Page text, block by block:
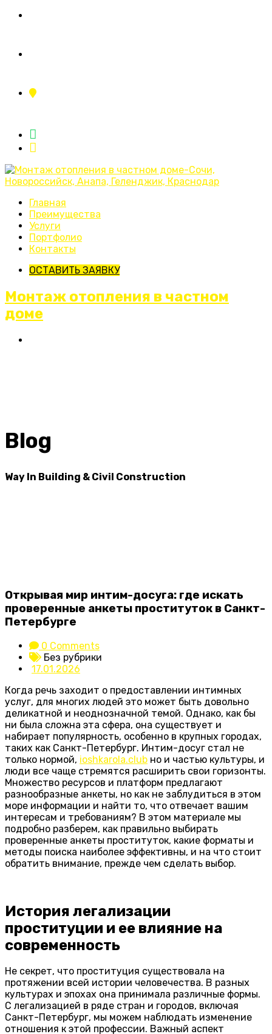
Главная
Преимущества
Услуги
Портфолио
Контакты
ОСТАВИТЬ ЗАЯВКУ
Монтаж отопления в частном
доме
Blog
Way In Building & Civil Construction
Открывая мир интим-досуга: где искать
проверенные анкеты проституток в Санкт-
Петербурге
0 Comments
Без рубрики
17.01.2026
Когда речь заходит о предоставлении интимных
услуг, для многих людей это может быть довольно
деликатной и неоднозначной темой. Однако, как бы
ни была сложна эта сфера, она существует и
набирает популярность, особенно в крупных городах,
таких как Санкт-Петербург. Интим-досуг стал не
только нормой, ioshkarola.club но и частью культуры, и
люди все чаще стремятся расширить свои горизонты.
Множество ресурсов и платформ предлагают
разнообразные анкеты, но как не заблудиться в этом
море информации и найти то, что отвечает вашим
интересам и требованиям? В этом материале мы
подробно разберем, как правильно выбирать
проверенные анкеты проституток, какие форматы и
методы поиска наиболее эффективны, и на что стоит
обратить внимание, прежде чем сделать выбор.
История легализации
проституции и ее влияние на
современность
Не секрет, что проституция существовала на
протяжении всей истории человечества. В разных
культурах и эпохах она принимала различные формы.
С легализацией в ряде стран и городов, включая
Санкт-Петербург, мы можем наблюдать изменение
отношения к этой профессии. Важный аспект